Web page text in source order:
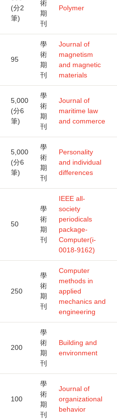
(分2
筆)
術
期
刊
Polymer
95
學
術
期
刊
Journal of
magnetism
and magnetic
materials
5,000
(分6
筆)
學
術
期
刊
Journal of
maritime law
and commerce
5,000
(分6
筆)
學
術
期
刊
Personality
and individual
differences
50
學
術
期
刊
IEEE all-
society
periodicals
package-
Computer(i-
0018-9162)
250
學
術
期
刊
Computer
methods in
applied
mechanics and
engineering
200
學
術
期
刊
Building and
environment
100
學
術
期
刊
Journal of
organizational
behavior